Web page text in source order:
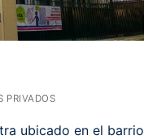
PRIVADOS
ubicado en el barrio